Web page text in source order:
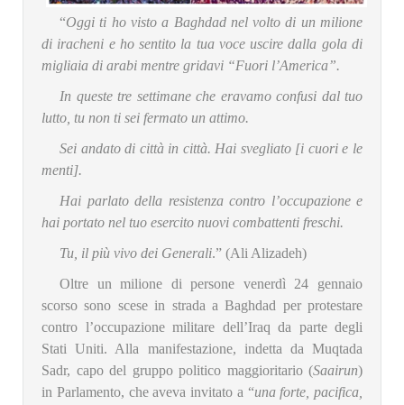
“Oggi ti ho visto a Baghdad nel volto di un milione
di iracheni e ho sentito la tua voce uscire dalla gola di
migliaia di arabi mentre gridavi “Fuori l’America”.
In queste tre settimane che eravamo confusi dal tuo
lutto, tu non ti sei fermato un attimo.
Sei andato di città in città. Hai svegliato [i cuori e le
menti].
Hai parlato della resistenza contro l’occupazione e
hai portato nel tuo esercito nuovi combattenti freschi.
Tu, il più vivo dei Generali.” (Ali Alizadeh)
Oltre un milione di persone venerdì 24 gennaio
scorso sono scese in strada a Baghdad per protestare
contro l’occupazione militare dell’Iraq da parte degli
Stati Uniti. Alla manifestazione, indetta da Muqtada
Sadr, capo del gruppo politico maggioritario (Saairun)
in Parlamento, che aveva invitato a “una forte, pacifica,